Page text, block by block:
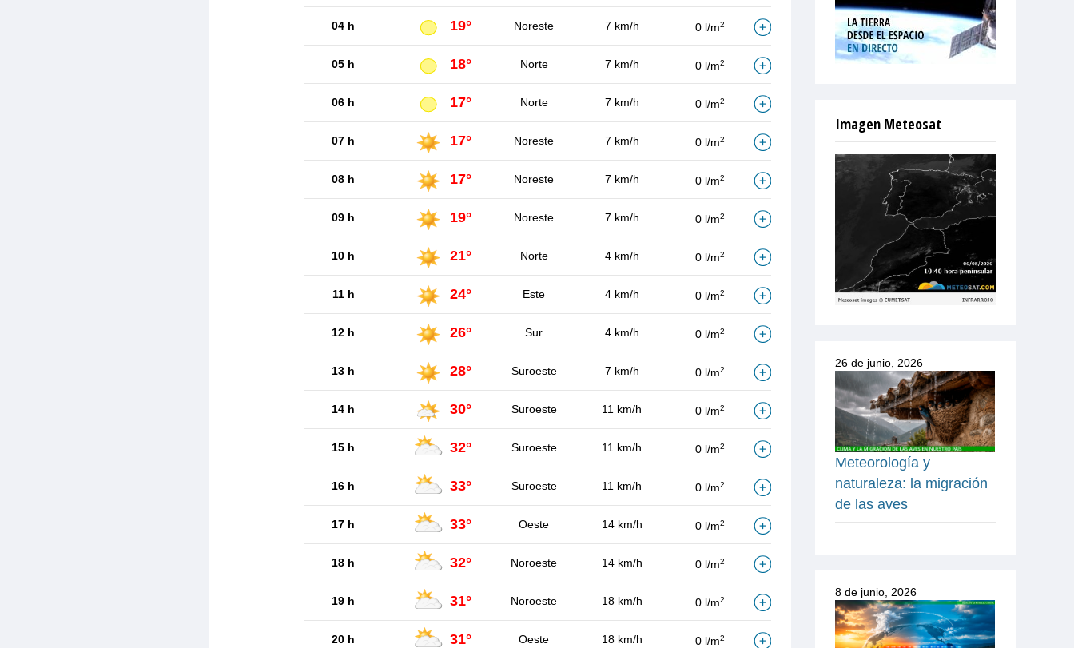
04 h 19° Noreste 7 km/h 0 l/m2
05 h 18° Norte 7 km/h 0 l/m2
06 h 17° Norte 7 km/h 0 l/m2
07 h 17° Noreste 7 km/h 0 l/m2
08 h 17° Noreste 7 km/h 0 l/m2
09 h 19° Noreste 7 km/h 0 l/m2
10 h 21° Norte 4 km/h 0 l/m2
11 h 24° Este 4 km/h 0 l/m2
12 h 26° Sur 4 km/h 0 l/m2
13 h 28° Suroeste 7 km/h 0 l/m2
14 h 30° Suroeste 11 km/h 0 l/m2
15 h 32° Suroeste 11 km/h 0 l/m2
16 h 33° Suroeste 11 km/h 0 l/m2
17 h 33° Oeste 14 km/h 0 l/m2
18 h 32° Noroeste 14 km/h 0 l/m2
19 h 31° Noroeste 18 km/h 0 l/m2
20 h 31° Oeste 18 km/h 0 l/m2
Imagen Meteosat
26 de junio, 2026
Meteorología y
naturaleza: la migración
de las aves
8 de junio, 2026